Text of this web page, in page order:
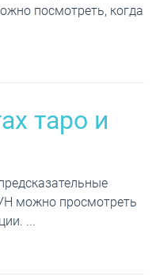
посмотреть, когда
таро и
можно просмотреть
...